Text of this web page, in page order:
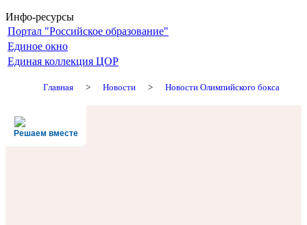
Инфо-ресурсы
Портал "Российское образование"
Единое окно
Единая коллекция ЦОР
Главная > Новости > Новости Олимпийского бокса
Решаем вместе